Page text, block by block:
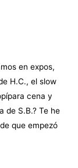
en expos,
H.C., el slow
cena y
de S.B.? Te he
que empezó